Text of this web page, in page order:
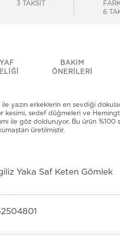
3 TAKSİT
6
BAKIM
ÖNERİLERİ
ile yazın erkeklerin en sevdiği
kesimi, sedef düğmeleri ve
ile göz dolduruyor. Bu ürün %100
üretilmiştir.
Yaka Saf Keten Gömlek